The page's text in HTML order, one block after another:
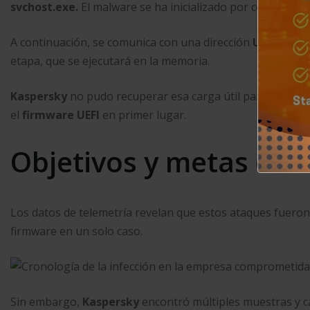
svchost.exe. El malware se ha inicializado por
A continuación, se comunica con una dirección URL C2
etapa, que se ejecutará en la memoria.
Kaspersky no pudo recuperar esa carga útil para
el firmware UEFI en primer lugar.
Objetivos y metas de
Los datos de telemetría revelan que estos ataques
firmware en un solo caso.
Sin embargo, Kaspersky encontró múltiples muestras y